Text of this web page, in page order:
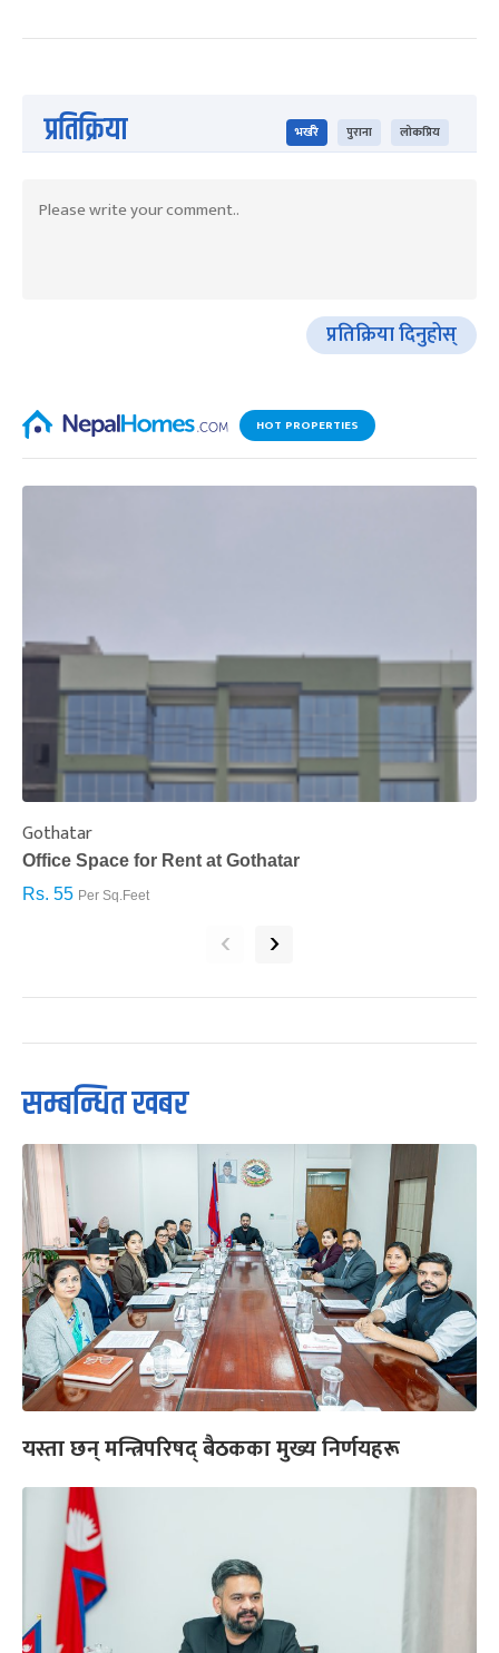
प्रतिक्रिया भर्खरै पुराना लोकप्रिय
प्रतिक्रिया दिनुहोस्
HOT PROPERTIES
Gothatar
Office Space for Rent at Gothatar
Rs. 55 Per Sq.Feet
‹ ›
सम्बन्धित खबर
यस्ता छन् मन्त्रिपरिषद् बैठकका मुख्य निर्णयहरू